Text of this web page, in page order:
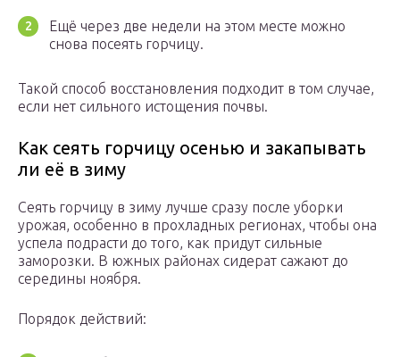
Ещё через две недели на этом месте можно
снова посеять горчицу.
Такой способ восстановления подходит в том случае,
если нет сильного истощения почвы.
Как сеять горчицу осенью и закапывать
ли её в зиму
Сеять горчицу в зиму лучше сразу после уборки
урожая, особенно в прохладных регионах, чтобы она
успела подрасти до того, как придут сильные
заморозки. В южных районах сидерат сажают до
середины ноября.
Порядок действий: